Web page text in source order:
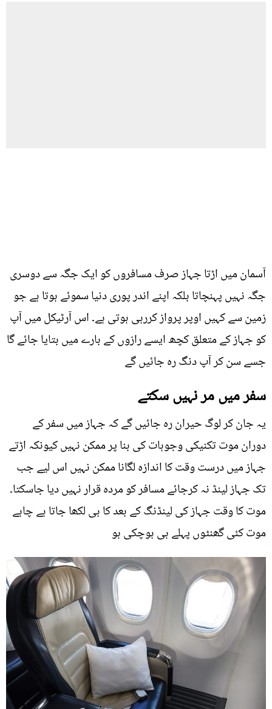
آسمان میں اڑتا جہاز صرف مسافروں کو ایک جگہ سے دوسری
جگہ نہیں پہنچاتا بلکہ اپنے اندر پوری دنیا سموئے ہوتا ہے جو
زمین سے کہیں اوپر پرواز کررہی ہوتی ہے۔ اس آرٹیکل میں آپ
کو جہاز کے متعلق کچھ ایسے رازوں کے بارے میں بتایا جائے گا
جسے سن کر آپ دنگ رہ جائیں گے
سفر میں مر نہیں سکتے
یہ جان کر لوگ حیران رہ جائیں گے کہ جہاز میں سفر کے
دوران موت تکنیکی وجوہات کی بنا پر ممکن نہیں کیونکہ اڑتے
جہاز میں درست وقت کا اندازہ لگانا ممکن نہیں اس لیے جب
تک جہاز لینڈ نہ کرجائے مسافر کو مردہ قرار نہیں دیا جاسکتا۔
موت کا وقت جہاز کی لینڈنگ کے بعد کا ہی لکھا جاتا ہے چاہے
موت کئی گھنٹوں پہلے ہی ہوچکی ہو